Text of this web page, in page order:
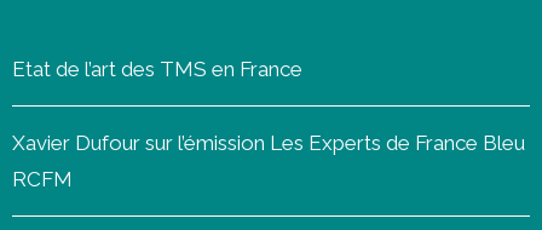
Etat de l’art des TMS en France
Xavier Dufour sur l’émission Les Experts de France Bleu
RCFM